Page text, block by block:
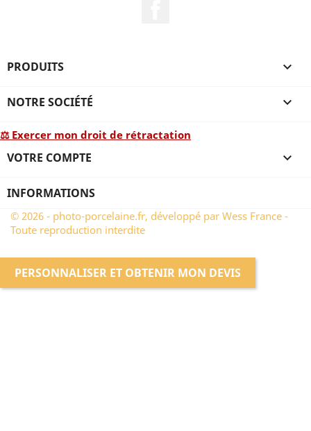
PRODUITS 
NOTRE SOCIÉTÉ 
⚖ Exercer mon droit de rétractation
VOTRE COMPTE 
INFORMATIONS
© 2026 - photo-porcelaine.fr, développé par Wess France -
Toute reproduction interdite
PERSONNALISER ET OBTENIR MON DEVIS